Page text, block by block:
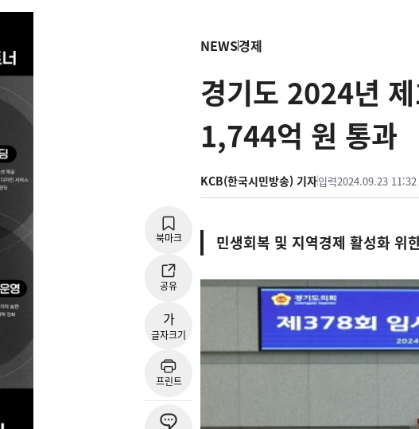
NEWS경제
경기도 2024년
1,744억 원 통과
KCB(한국시민방송) 기자입력2024.09.23 11:32
북마크
공유
가
글자크기
프린트
민생회복 및 지역경제 활성화 위